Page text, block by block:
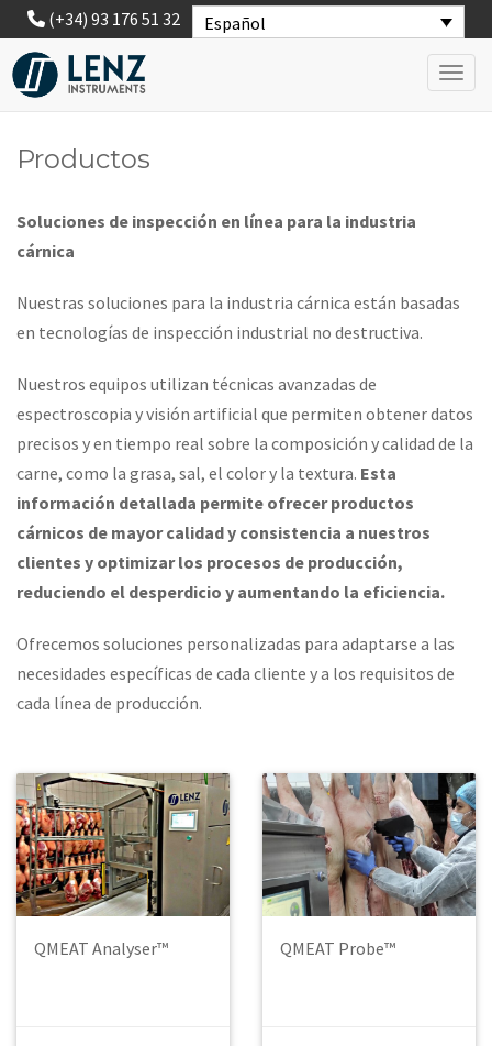
Español
(+34) 93 176 51 32
Productos
Soluciones de inspección en línea para la industria
cárnica
Nuestras soluciones para la industria cárnica están basadas
en tecnologías de inspección industrial no destructiva.
Nuestros equipos utilizan técnicas avanzadas de
espectroscopia y visión artificial que permiten obtener datos
precisos y en tiempo real sobre la composición y calidad de la
carne, como la grasa, sal, el color y la textura. Esta
información detallada permite ofrecer productos
cárnicos de mayor calidad y consistencia a nuestros
clientes y optimizar los procesos de producción,
reduciendo el desperdicio y aumentando la eficiencia.
Ofrecemos soluciones personalizadas para adaptarse a las
necesidades específicas de cada cliente y a los requisitos de
cada línea de producción.
QMEAT Analyser™ QMEAT Probe™